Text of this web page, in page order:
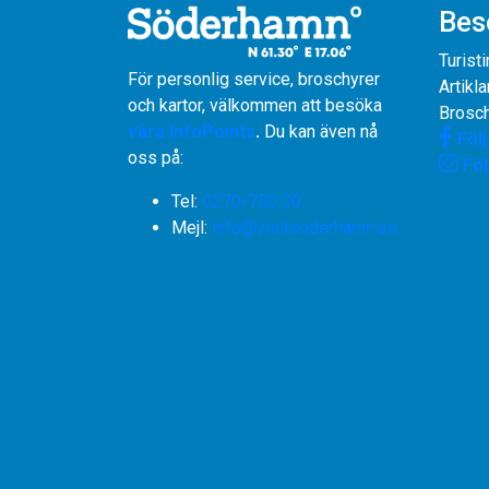
För personlig service, broschyrer
och kartor, välkommen att besöka
våra InfoPoints. Du kan även nå
oss på:
Tel: 0270-750 00
​​​​​​​Mejl: info@visitsoderhamn.se